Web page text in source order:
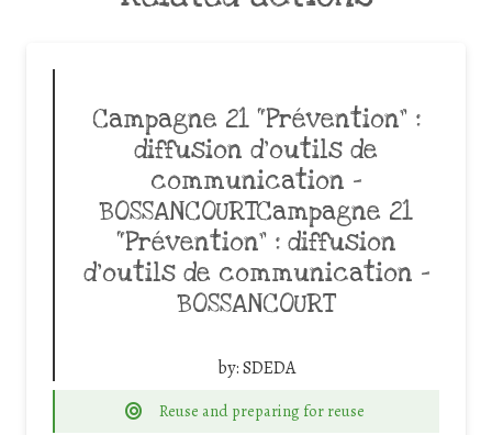
Campagne 21 “Prévention” :
diffusion d’outils de
communication –
BOSSANCOURTCampagne 21
“Prévention” : diffusion
d’outils de communication –
BOSSANCOURT
by:SDEDA
Reuse and preparing for reuse